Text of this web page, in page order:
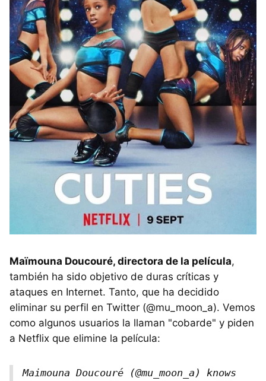
Maïmouna Doucouré, directora de la película,
también ha sido objetivo de duras críticas y
ataques en Internet. Tanto, que ha decidido
eliminar su perfil en Twitter (@mu_moon_a). Vemos
como algunos usuarios la llaman "cobarde" y piden
a Netflix que elimine la película:
Maimouna Doucouré (@mu_moon_a) knows